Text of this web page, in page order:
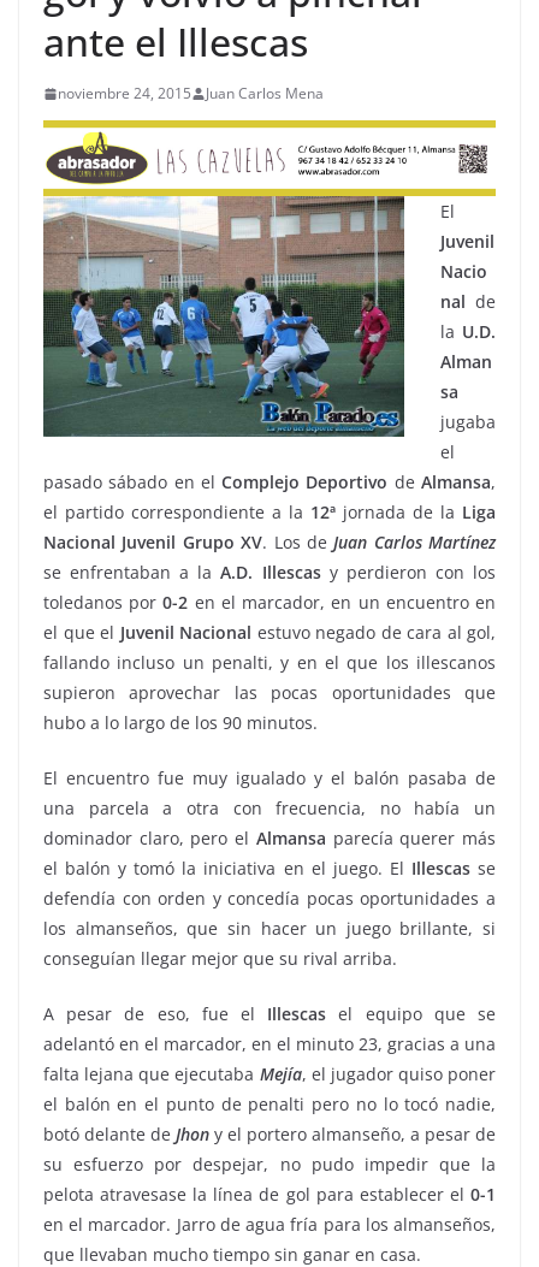
ante el Illescas
noviembre 24, 2015 Juan Carlos Mena
El
Juvenil
Nacio
nal de
la U.D.
Alman
sa
jugaba
el
pasado sábado en elComplejo Deportivo deAlmansa,
el partido correspondiente a la 12ª jornada de la Liga
Nacional Juvenil Grupo XV. Los deJuan Carlos Martínez
se enfrentaban a laA.D. Illescasy perdieron con los
toledanos por0-2 en el marcador, en un encuentro en
el que el Juvenil Nacional estuvo negado de cara al gol,
fallando incluso un penalti, y en el que los illescanos
supieron aprovechar las pocas oportunidades que
hubo a lo largo de los 90 minutos.
El encuentro fue muy igualado y el balón pasaba de
una parcela a otra con frecuencia, no había un
dominador claro, pero el Almansa parecía querer más
el balón y tomó la iniciativa en el juego. El Illescasse
defendía con orden y concedía pocas oportunidades a
los almanseños, que sin hacer un juego brillante, si
conseguían llegar mejor que su rival arriba.
A pesar de eso, fue el Illescas el equipo que se
adelantó en el marcador, en el minuto 23, gracias a una
falta lejana que ejecutaba Mejía, el jugador quiso poner
el balón en el punto de penalti pero no lo tocó nadie,
botó delante de Jhon y el portero almanseño, a pesar de
su esfuerzo por despejar, no pudo impedir que la
pelota atravesase la línea de gol para establecer el 0-1
en el marcador. Jarro de agua fría para los almanseños,
que llevaban mucho tiempo sin ganar en casa.